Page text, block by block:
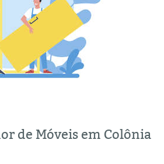
de Móveis em Colônia